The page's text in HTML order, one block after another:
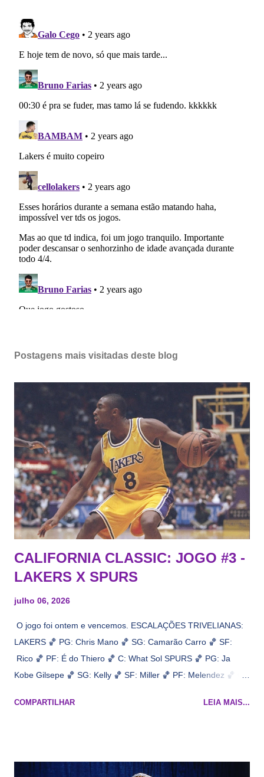
Postagens mais visitadas deste blog
CALIFORNIA CLASSIC: JOGO #3 -
LAKERS X SPURS
julho 06, 2026
O jogo foi ontem e vencemos. ESCALAÇÕES TRIVELIANAS:
LAKERS 🏀 PG: Chris Mano 🏀 SG: Camarão Carro 🏀 SF:
Rico 🏀 PF: É do Thiero 🏀 C: What Sol SPURS 🏀 PG: Ja
Kobe Gilsepe 🏀 SG: Kelly 🏀 SF: Miller 🏀 PF: Melendez 🏀 C:
Na quadra Transmissão: NBA League Pass
COMPARTILHAR LEIA MAIS...